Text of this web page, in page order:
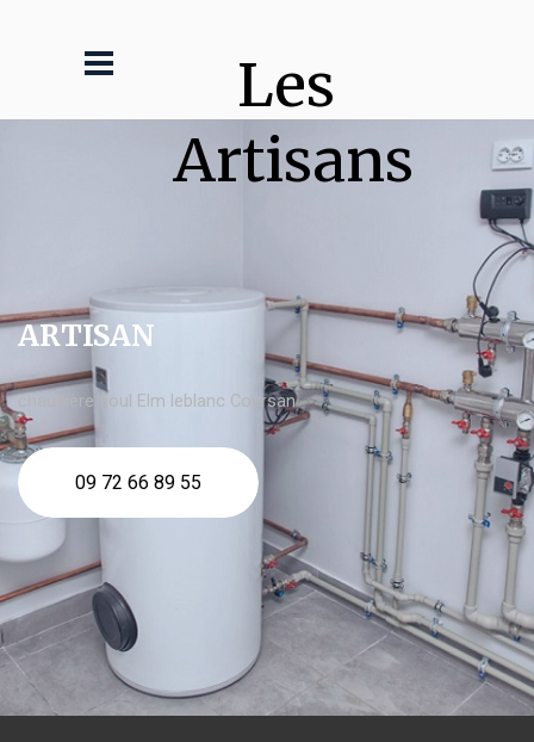
Les
Artisans
ARTISAN
chaudière fioul Elm leblanc Coursan
09 72 66 89 55